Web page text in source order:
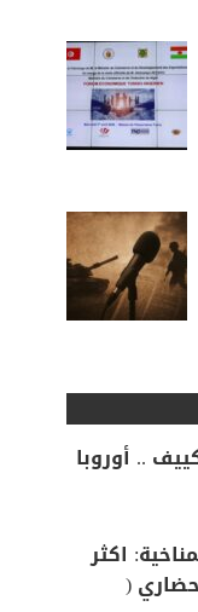
.. أوروبا
اكثر
(